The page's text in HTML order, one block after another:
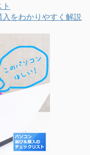
をわかりやすく解説